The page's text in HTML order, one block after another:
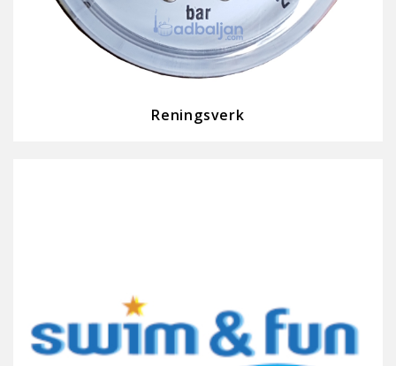
Reningsverk